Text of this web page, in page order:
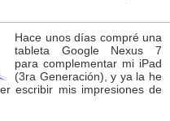
Hace unos días compré una
tableta Google Nexus 7
para complementar mi iPad
(3ra Generación), y ya la he
escribir mis impresiones de